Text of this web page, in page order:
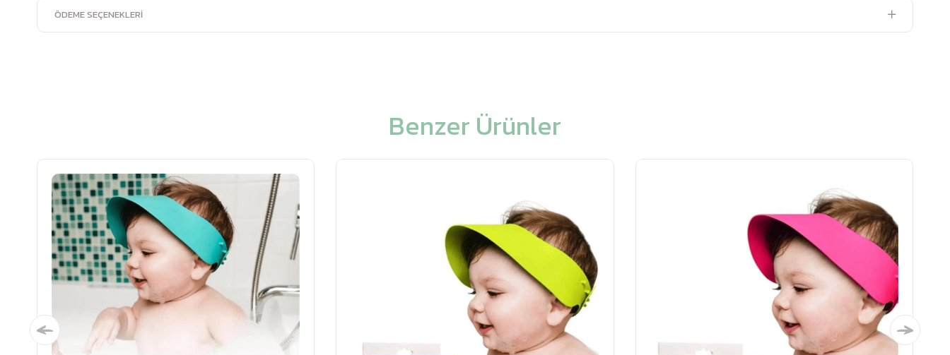
ÖDEME SEÇENEKLERI
Benzer Ürünler